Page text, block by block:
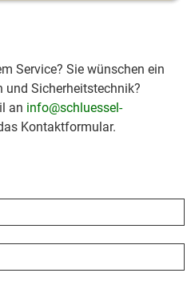
Service? Sie wünschen ein
Sicherheitstechnik?
an info@schluessel-
Kontaktformular.